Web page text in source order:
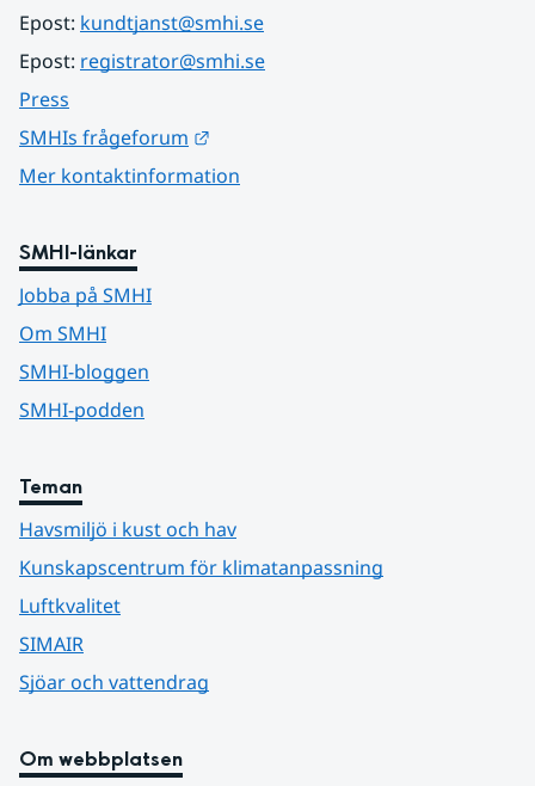
Epost: kundtjanst@smhi.se
Epost: registrator@smhi.se
Press
SMHIs frågeforum
Mer kontaktinformation
SMHI-länkar
Jobba på SMHI
Om SMHI
SMHI-bloggen
SMHI-podden
Teman
Havsmiljö i kust och hav
Kunskapscentrum för klimatanpassning
Luftkvalitet
SIMAIR
Sjöar och vattendrag
Om webbplatsen